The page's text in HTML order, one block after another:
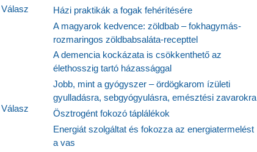
Válasz
Válasz
Házi praktikák a fogak fehérítésére
A magyarok kedvence: zöldbab – fokhagymás-
rozmaringos zöldbabsaláta-recepttel
A demencia kockázata is csökkenthető az
élethosszig tartó házassággal
Jobb, mint a gyógyszer – ördögkarom ízületi
gyulladásra, sebgyógyulásra, emésztési zavarokra
Ösztrogént fokozó táplálékok
Energiát szolgáltat és fokozza az energiatermelést
a vas